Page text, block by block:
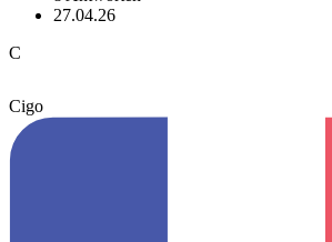
27.04.26
C
Cigo